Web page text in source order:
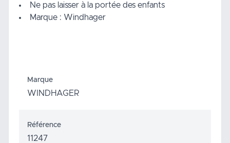
Ne pas laisser à la portée des enfants
Marque : Windhager
Marque
WINDHAGER
Référence
11247